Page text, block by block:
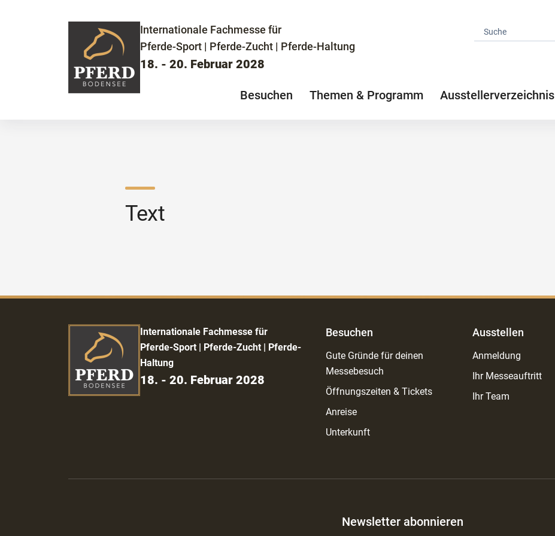
Internationale Fachmesse für
Pferde-Sport | Pferde-Zucht | Pferde-Haltung
18. - 20. Februar 2028
Besuchen Themen & Programm Ausstellerverzeichnis
Text
Internationale Fachmesse für
Pferde-Sport | Pferde-Zucht | Pferde-
Haltung
18. - 20. Februar 2028
Besuchen
Gute Gründe für deinen
Messebesuch
Öffnungszeiten & Tickets
Anreise
Unterkunft
Ausstellen
Anmeldung
Ihr Messeauftritt
Ihr Team
Newsletter abonnieren